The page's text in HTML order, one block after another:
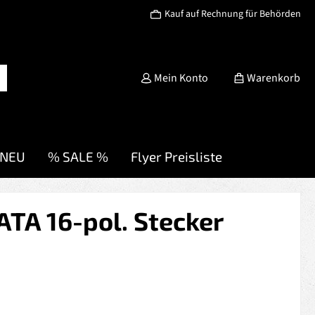
Kauf auf Rechnung für Behörden
Mein Konto Warenkorb
NEU % SALE % Flyer Preisliste
16-pol. Stecker